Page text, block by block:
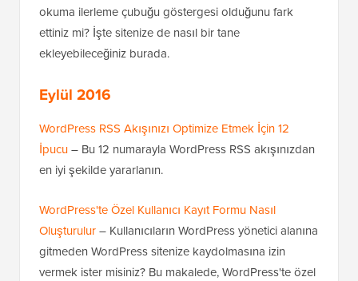
okuma ilerleme çubuğu göstergesi olduğunu fark
ettiniz mi? İşte sitenize de nasıl bir tane
ekleyebileceğiniz burada.
Eylül 2016
WordPress RSS Akışınızı Optimize Etmek İçin 12
İpucu– Bu 12 numarayla WordPress RSS akışınızdan
en iyi şekilde yararlanın.
WordPress'te Özel Kullanıcı Kayıt Formu Nasıl
Oluşturulur– Kullanıcıların WordPress yönetici alanına
gitmeden WordPress sitenize kaydolmasına izin
vermek ister misiniz? Bu makalede, WordPress'te özel